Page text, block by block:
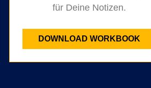
für Deine Notizen.
DOWNLOAD WORKBOOK